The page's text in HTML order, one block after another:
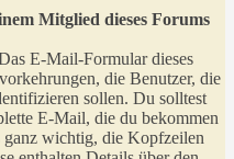
Mitglied dieses Forums
E-Mail-Formular dieses
die Benutzer, die
sollen. Du solltest
E-Mail, die du bekommen
ganz wichtig, die Kopfzeilen